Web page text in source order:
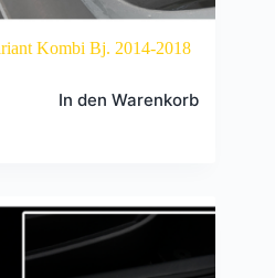
Kombi Bj. 2014-2018
In den Warenkorb